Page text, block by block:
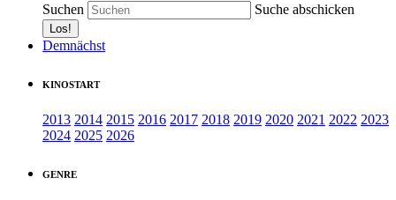
Suchen Suche abschicken
Demnächst
KINOSTART
2013 2014 2015 2016 2017 2018 2019 2020 2021 2022 2023
2024 2025 2026
GENRE